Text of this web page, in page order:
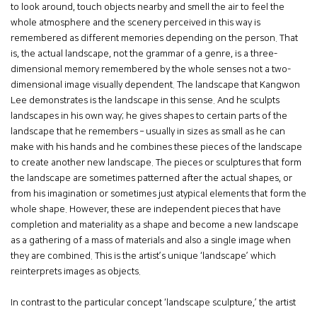
to look around, touch objects nearby and smell the air to feel the
whole atmosphere and the scenery perceived in this way is
remembered as different memories depending on the person. That
is, the actual landscape, not the grammar of a genre, is a three-
dimensional memory remembered by the whole senses not a two-
dimensional image visually dependent. The landscape that Kangwon
Lee demonstrates is the landscape in this sense. And he sculpts
landscapes in his own way; he gives shapes to certain parts of the
landscape that he remembers – usually in sizes as small as he can
make with his hands and he combines these pieces of the landscape
to create another new landscape. The pieces or sculptures that form
the landscape are sometimes patterned after the actual shapes, or
from his imagination or sometimes just atypical elements that form the
whole shape. However, these are independent pieces that have
completion and materiality as a shape and become a new landscape
as a gathering of a mass of materials and also a single image when
they are combined. This is the artist’s unique ‘landscape’ which
reinterprets images as objects.
In contrast to the particular concept ‘landscape sculpture,’ the artist